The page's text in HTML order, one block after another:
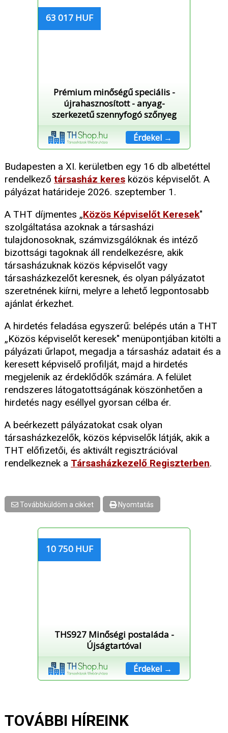
63 017 HUF
Prémium minőségű speciális -
újrahasznosított - anyag-
szerkezetű szennyfogó szőnyeg
Érdekel →
Budapesten a XI. kerületben egy 16 db albetéttel
rendelkező társasház keres közös képviselőt. A
pályázat határideje 2026. szeptember 1.
A THT díjmentes „Közös Képviselőt Keresek"
szolgáltatása azoknak a társasházi
tulajdonosoknak, számvizsgálóknak és intéző
bizottsági tagoknak áll rendelkezésre, akik
társasházuknak közös képviselőt vagy
társasházkezelőt keresnek, és olyan pályázatot
szeretnének kiírni, melyre a lehető legpontosabb
ajánlat érkezhet.
A hirdetés feladása egyszerű: belépés után a THT
„Közös képviselőt keresek" menüpontjában kitölti a
pályázati űrlapot, megadja a társasház adatait és a
keresett képviselő profilját, majd a hirdetés
megjelenik az érdeklődők számára. A felület
rendszeres látogatottságának köszönhetően a
hirdetés nagy eséllyel gyorsan célba ér.
A beérkezett pályázatokat csak olyan
társasházkezelők, közös képviselők látják, akik a
THT előfizetői, és aktivált regisztrációval
rendelkeznek a Társasházkezelő Regiszterben.
Továbbküldöm a cikket Nyomtatás
10 750 HUF
THS927 Minőségi postaláda -
Újságtartóval
Érdekel →
TOVÁBBI HÍREINK